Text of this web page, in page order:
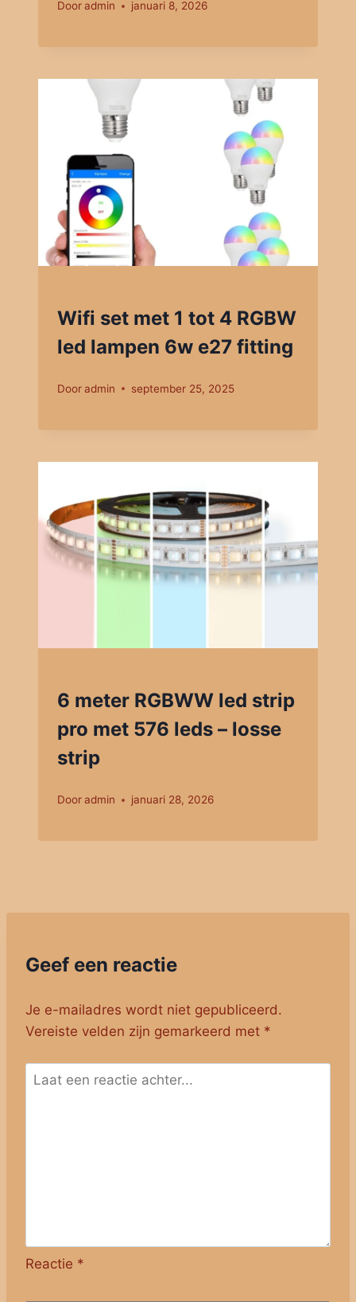
Dooradmin januari 8, 2026
Wifi set met 1 tot 4 RGBW
led lampen 6w e27 fitting
Dooradmin september 25, 2025
6 meter RGBWW led strip
pro met 576 leds – losse
strip
Dooradmin januari 28, 2026
Geef een reactie
Je e-mailadres wordt niet gepubliceerd.
Vereiste velden zijn gemarkeerd met *
Reactie *